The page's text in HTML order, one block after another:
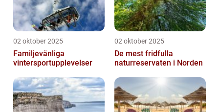
02 oktober 2025
Familjevänliga
vintersportupplevelser
02 oktober 2025
De mest fridfulla
naturreservaten i Norden